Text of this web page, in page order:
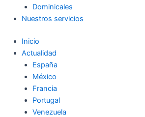
Dominicales
Nuestros servicios
Inicio
Actualidad
España
México
Francia
Portugal
Venezuela